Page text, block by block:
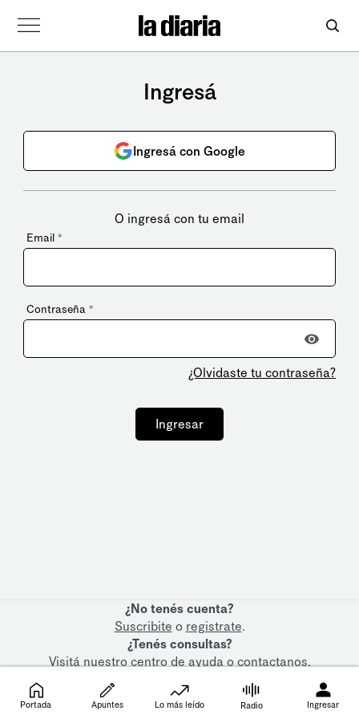
Ingresá
Ingresá con Google
O ingresá con tu email
Email *
Contraseña *
¿Olvidaste tu contraseña?
Ingresar
¿No tenés cuenta?
Suscribite o registrate.
¿Tenés consultas?
Visitá nuestrocentro de ayudaocontactanos.
Portada Apuntes Lo más leído Radio Ingresar